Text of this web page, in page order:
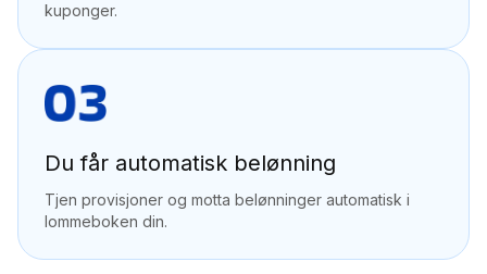
kuponger.
Du får automatisk belønning
Tjen provisjoner og motta belønninger automatisk i
lommeboken din.